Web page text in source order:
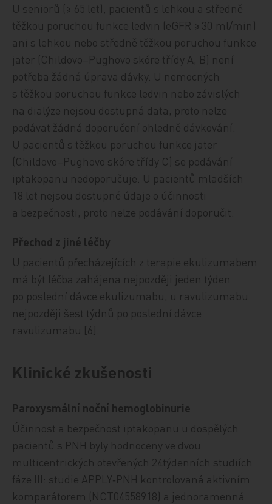
U seniorů (≥ 65 let), pacientů s lehkou a středně
těžkou poruchou funkce ledvin (eGFR ≥ 30 ml/min)
ani s lehkou nebo středně těžkou poruchou funkce
jater (Childovo–Pughovo skóre třídy A, B) není
potřeba žádná úprava dávky. U nemocných
s těžkou poruchou funkce ledvin nebo závislých
na dialýze nejsou dostupná data, proto nelze
podávat žádná doporučení ohledně dávkování.
U pacientů s těžkou poruchou funkce jater
(Childovo–Pughovo skóre třídy C) se podávání
iptakopanu nedoporučuje. U pacientů mladších
18 let nejsou dostupné údaje o účinnosti
a bezpečnosti, proto nelze podávání doporučit.
Přechod z jiné léčby
U pacientů přecházejících z terapie ekulizumabem
má být léčba zahájena nejpozději jeden týden
po poslední dávce ekulizumabu, u ravulizumabu
nejpozději šest týdnů po poslední dávce
ravulizumabu [6].
Klinické zkušenosti
Paroxysmální noční hemoglobinurie
Účinnost a bezpečnost iptakopanu u dospělých
pacientů s PNH byly hodnoceny ve dvou
multicentrických otevřených 24týdenních studiích
fáze III: studie APPLY‑PNH kontrolovaná aktivním
komparátorem (NCT04558918) a jednoramenná